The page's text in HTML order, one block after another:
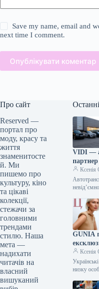
Save my name, email and
next time I comment.
Опублікувати коментар
Про сайт
Reserved —
портал про
моду, красу та
життя
знаменитосте
й. Ми
пишемо про
культуру, кіно
та цікаві
колекції,
стежачи за
головними
трендами
стилю. Наша
мета —
надихати
читачів на
власний
вишуканий
VIDI —
Gala:Ксенія
роботу та
GUNIA
Дня
Ксенія
низку
Project